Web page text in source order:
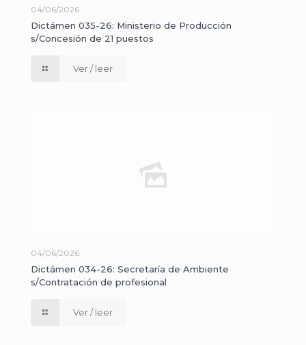
04/06/2026
Dictámen 035-26: Ministerio de Producción
s/Concesión de 21 puestos
Ver / leer
04/06/2026
Dictámen 034-26: Secretaría de Ambiente
s/Contratación de profesional
Ver / leer